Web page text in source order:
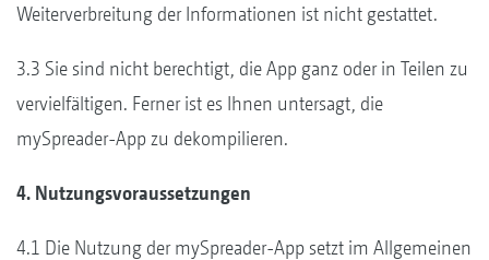
Weiterverbreitung der Informationen ist nicht gestattet.
3.3 Sie sind nicht berechtigt, die App ganz oder in Teilen zu
vervielfältigen. Ferner ist es Ihnen untersagt, die
mySpreader-App zu dekompilieren.
4. Nutzungsvoraussetzungen
4.1 Die Nutzung der mySpreader-App setzt im Allgemeinen